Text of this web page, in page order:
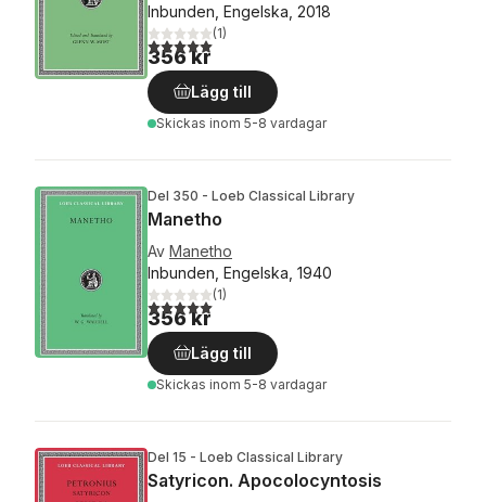
Inbunden, Engelska, 2018
5,0utav 5 stjärnor. Totalt antal röster:
(1)
356 kr
Lägg till
Skickas inom 5-8 vardagar
Del 350 - Loeb Classical Library
Manetho
Av Manetho
Inbunden, Engelska, 1940
5,0utav 5 stjärnor. Totalt antal röster:
(1)
356 kr
Lägg till
Skickas inom 5-8 vardagar
Del 15 - Loeb Classical Library
Satyricon. Apocolocyntosis